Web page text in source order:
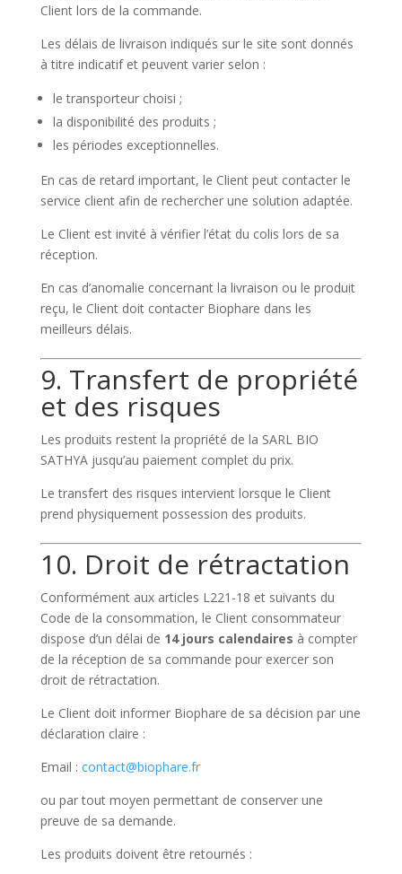
Client lors de la commande.
Les délais de livraison indiqués sur le site sont donnés
à titre indicatif et peuvent varier selon :
le transporteur choisi ;
la disponibilité des produits ;
les périodes exceptionnelles.
En cas de retard important, le Client peut contacter le
service client afin de rechercher une solution adaptée.
Le Client est invité à vérifier l’état du colis lors de sa
réception.
En cas d’anomalie concernant la livraison ou le produit
reçu, le Client doit contacter Biophare dans les
meilleurs délais.
9. Transfert de propriété
et des risques
Les produits restent la propriété de la SARL BIO
SATHYA jusqu’au paiement complet du prix.
Le transfert des risques intervient lorsque le Client
prend physiquement possession des produits.
10. Droit de rétractation
Conformément aux articles L221-18 et suivants du
Code de la consommation, le Client consommateur
dispose d’un délai de 14 jours calendaires à compter
de la réception de sa commande pour exercer son
droit de rétractation.
Le Client doit informer Biophare de sa décision par une
déclaration claire :
Email : contact@biophare.fr
ou par tout moyen permettant de conserver une
preuve de sa demande.
Les produits doivent être retournés :